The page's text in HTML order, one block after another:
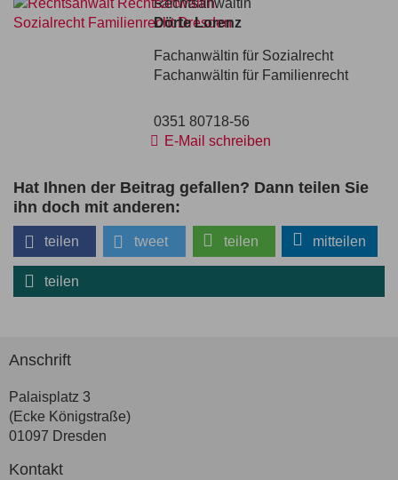
Rechtsanwältin
Dörte Lorenz
Fachanwältin für Sozialrecht
Fachanwältin für Familienrecht
0351 80718-56
E-Mail schreiben
Hat Ihnen der Beitrag gefallen? Dann teilen Sie
ihn doch mit anderen:
teilen tweet teilen mitteilen
teilen
Anschrift
Palaisplatz 3
(Ecke Königstraße)
01097 Dresden
Kontakt